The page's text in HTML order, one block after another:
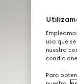
uso que
nuestro
Para